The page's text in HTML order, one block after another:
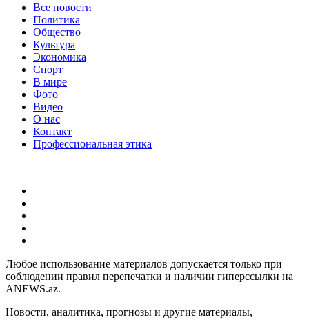
Все новости
Политика
Общество
Культура
Экономика
Спорт
В мире
Фото
Видео
О нас
Контакт
Профессиональная этика
Любое использование материалов допускается только при
соблюдении правил перепечатки и наличии гиперссылки на
ANEWS.az.
Новости, аналитика, прогнозы и другие материалы,